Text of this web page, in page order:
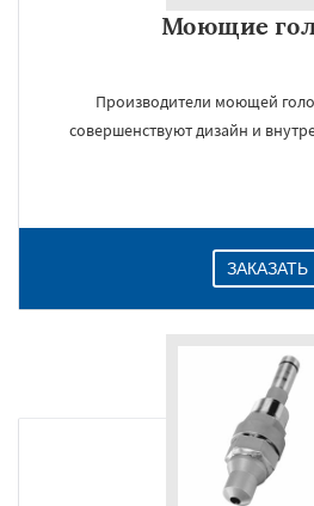
Моющие
Производители моющей
совершенствуют дизайн и
ЗАКАЗАТЬ